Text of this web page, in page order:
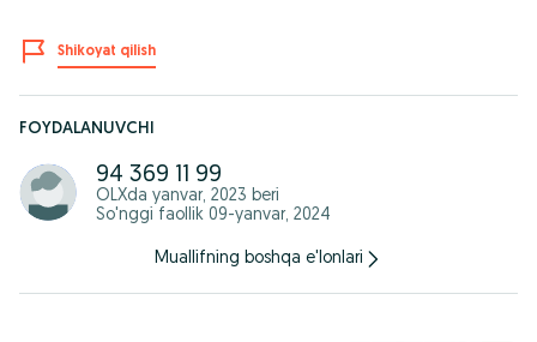
Shikoyat qilish
FOYDALANUVCHI
94 369 11 99
OLXda yanvar, 2023 beri
So'nggi faollik 09-yanvar, 2024
Muallifning boshqa e'lonlari